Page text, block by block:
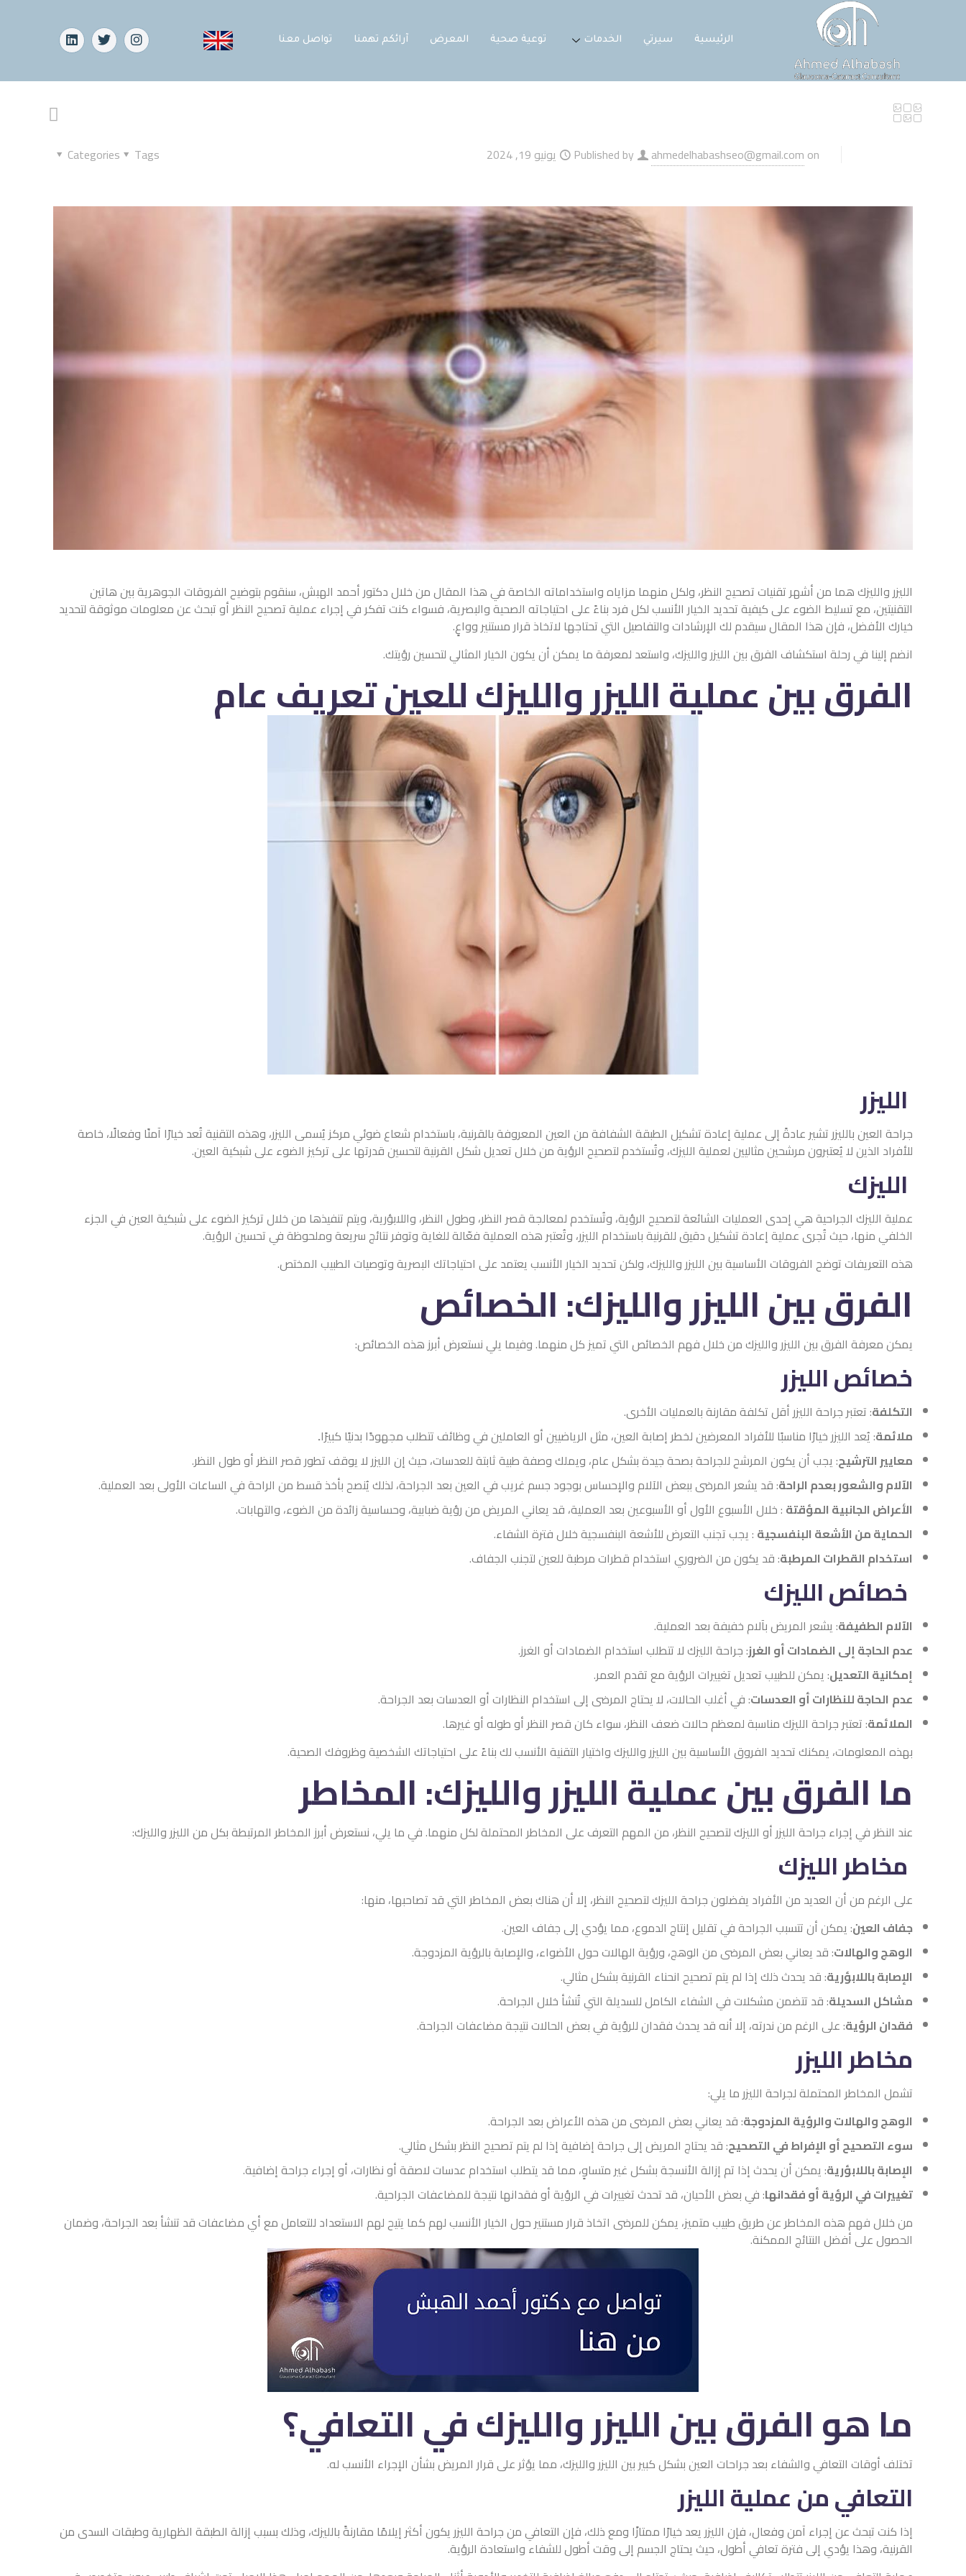
الرئيسية سيرتي الخدمات توعية صحية المعرض آرائكم تهمنا تواصل معنا
Published by ahmedelhabashseo@gmail.com on يونيو 19, 2024 Categories Tags
الليزر والليزك هما من أشهر تقنيات تصحيح النظر، ولكل منهما مزاياه واستخداماته الخاصة في هذا المقال من خلال دكتور أحمد الهبش، سنقوم بتوضيح الفروقات الجوهرية بين هاتين
التقنيتين، مع تسليط الضوء على كيفية تحديد الخيار الأنسب لكل فرد بناءً على احتياجاته الصحية والبصرية، فسواء كنت تفكر في إجراء عملية تصحيح النظر أو تبحث عن معلومات موثوقة لتحديد
خيارك الأفضل، فإن هذا المقال سيقدم لك الإرشادات والتفاصيل التي تحتاجها لاتخاذ قرار مستنير وواعٍ.
انضم إلينا في رحلة استكشاف الفرق بين الليزر والليزك، واستعد لمعرفة ما يمكن أن يكون الخيار المثالي لتحسين رؤيتك.
الفرق بين عملية الليزر والليزك للعين تعريف عام
الليزر
جراحة العين بالليزر تشير عادةً إلى عملية إعادة تشكيل الطبقة الشفافة من العين المعروفة بالقرنية، باستخدام شعاع ضوئي مركز يُسمى الليزر، وهذه التقنية تُعد خيارًا آمنًا وفعالًا، خاصة
للأفراد الذين لا يُعتبرون مرشحين مثاليين لعملية الليزك، وتُستخدم لتصحيح الرؤية من خلال تعديل شكل القرنية لتحسين قدرتها على تركيز الضوء على شبكية العين.
الليزك
عملية الليزك الجراحية هي إحدى العمليات الشائعة لتصحيح الرؤية، وتُستخدم لمعالجة قصر النظر، وطول النظر، واللابؤرية، ويتم تنفيذها من خلال تركيز الضوء على شبكية العين في الجزء
الخلفي منها، حيث تُجرى عملية إعادة تشكيل دقيق للقرنية باستخدام الليزر، وتُعتبر هذه العملية فعّالة للغاية وتوفر نتائج سريعة وملحوظة في تحسين الرؤية.
هذه التعريفات توضح الفروقات الأساسية بين الليزر والليزك، ولكن تحديد الخيار الأنسب يعتمد على احتياجاتك البصرية وتوصيات الطبيب المختص.
الفرق بين الليزر والليزك: الخصائص
يمكن معرفة الفرق بين الليزر والليزك من خلال فهم الخصائص التي تميز كل منهما. وفيما يلي نستعرض أبرز هذه الخصائص:
خصائص الليزر
التكلفة: تعتبر جراحة الليزر أقل تكلفة مقارنة بالعمليات الأخرى.
ملائمة: يُعد الليزر خيارًا مناسبًا للأفراد المعرضين لخطر إصابة العين، مثل الرياضيين أو العاملين في وظائف تتطلب مجهودًا بدنيًا كبيرًا.
معايير الترشيح: يجب أن يكون المرشح للجراحة بصحة جيدة بشكل عام، ويملك وصفة طبية ثابتة للعدسات، حيث إن الليزر لا يوقف تطور قصر النظر أو طول النظر.
الآلام والشعور بعدم الراحة: قد يشعر المرضى ببعض الآلام والإحساس بوجود جسم غريب في العين بعد الجراحة، لذلك يُنصح بأخذ قسط من الراحة في الساعات الأولى بعد العملية.
الأعراض الجانبية المؤقتة : خلال الأسبوع الأول أو الأسبوعين بعد العملية، قد يعاني المريض من رؤية ضبابية، وحساسية زائدة من الضوء، والتهابات.
الحماية من الأشعة البنفسجية : يجب تجنب التعرض للأشعة البنفسجية خلال فترة الشفاء.
استخدام القطرات المرطبة: قد يكون من الضروري استخدام قطرات مرطبة للعين لتجنب الجفاف.
خصائص الليزك
الآلام الطفيفة: يشعر المريض بآلام خفيفة بعد العملية.
عدم الحاجة إلى الضمادات أو الغرز: جراحة الليزك لا تتطلب استخدام الضمادات أو الغرز.
إمكانية التعديل: يمكن للطبيب تعديل تغييرات الرؤية مع تقدم العمر.
عدم الحاجة للنظارات أو العدسات: في أغلب الحالات، لا يحتاج المرضى إلى استخدام النظارات أو العدسات بعد الجراحة.
الملائمة: تعتبر جراحة الليزك مناسبة لمعظم حالات ضعف النظر، سواء كان قصر النظر أو طوله أو غيرها.
بهذه المعلومات، يمكنك تحديد الفروق الأساسية بين الليزر والليزك واختيار التقنية الأنسب لك بناءً على احتياجاتك الشخصية وظروفك الصحية.
ما الفرق بين عملية الليزر والليزك: المخاطر
عند النظر في إجراء جراحة الليزر أو الليزك لتصحيح النظر، من المهم التعرف على المخاطر المحتملة لكل منهما. في ما يلي، نستعرض أبرز المخاطر المرتبطة بكل من الليزر والليزك:
مخاطر الليزك
على الرغم من أن العديد من الأفراد يفضلون جراحة الليزك لتصحيح النظر، إلا أن هناك بعض المخاطر التي قد تصاحبها، منها:
جفاف العين: يمكن أن تتسبب الجراحة في تقليل إنتاج الدموع، مما يؤدي إلى جفاف العين.
الوهج والهالات: قد يعاني بعض المرضى من الوهج، ورؤية الهالات حول الأضواء، والإصابة بالرؤية المزدوجة.
الإصابة باللابؤرية: قد يحدث ذلك إذا لم يتم تصحيح انحناء القرنية بشكل مثالي.
مشاكل السديلة: قد تتضمن مشكلات في الشفاء الكامل للسديلة التي تُنشأ خلال الجراحة.
فقدان الرؤية: على الرغم من ندرته، إلا أنه قد يحدث فقدان للرؤية في بعض الحالات نتيجة مضاعفات الجراحة.
مخاطر الليزر
تشمل المخاطر المحتملة لجراحة الليزر ما يلي:
الوهج والهالات والرؤية المزدوجة: قد يعاني بعض المرضى من هذه الأعراض بعد الجراحة.
سوء التصحيح أو الإفراط في التصحيح: قد يحتاج المريض إلى جراحة إضافية إذا لم يتم تصحيح النظر بشكل مثالي.
الإصابة باللابؤرية: يمكن أن يحدث إذا تم إزالة الأنسجة بشكل غير متساوٍ، مما قد يتطلب استخدام عدسات لاصقة أو نظارات، أو إجراء جراحة إضافية.
تغييرات في الرؤية أو فقدانها: في بعض الأحيان، قد تحدث تغييرات في الرؤية أو فقدانها نتيجة للمضاعفات الجراحية.
من خلال فهم هذه المخاطر عن طريق طبيب متميز، يمكن للمرضى اتخاذ قرار مستنير حول الخيار الأنسب لهم كما يتيح لهم الاستعداد للتعامل مع أي مضاعفات قد تنشأ بعد الجراحة، وضمان
الحصول على أفضل النتائج الممكنة.
ما هو الفرق بين الليزر والليزك في التعافي؟
تختلف أوقات التعافي والشفاء بعد جراحات العين بشكل كبير بين الليزر والليزك، مما يؤثر على قرار المريض بشأن الإجراء الأنسب له.
التعافي من عملية الليزر
إذا كنت تبحث عن إجراء آمن وفعال، فإن الليزر يعد خيارًا ممتازًا ومع ذلك، فإن التعافي من جراحة الليزر يكون أكثر إيلامًا مقارنةً بالليزك، وذلك بسبب إزالة الطبقة الظهارية وطبقات السدى من
القرنية، وهذا يؤدي إلى فترة تعافي أطول، حيث يحتاج الجسم إلى وقت أطول للشفاء واستعادة الرؤية.